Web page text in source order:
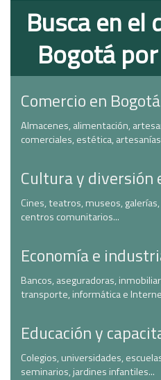
Busca en el
Bogotá
Comercio en Bogotá
Almacenes, alimentación,
comerciales, estética,
Cultura y diversión
Cines, teatros, museos,
centros comunitarios...
Economía e
Bancos, aseguradoras,
transporte, informática e
Educación y
Colegios, universidades,
seminarios, jardines infantiles...